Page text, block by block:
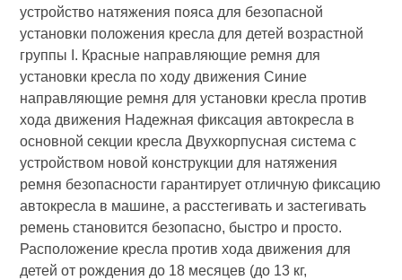
устройство натяжения пояса для безопасной
установки положения кресла для детей возрастной
группы I. Красные направляющие ремня для
установки кресла по ходу движения Синие
направляющие ремня для установки кресла против
хода движения Надежная фиксация автокресла в
основной секции кресла Двухкорпусная система с
устройством новой конструкции для натяжения
ремня безопасности гарантирует отличную фиксацию
автокресла в машине, а расстегивать и застегивать
ремень становится безопасно, быстро и просто.
Расположение кресла против хода движения для
детей от рождения до 18 месяцев (до 13 кг,